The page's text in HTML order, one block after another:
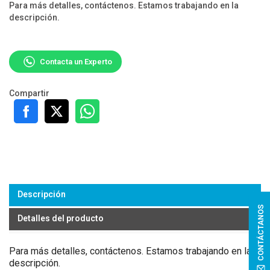
Para más detalles, contáctenos. Estamos trabajando en la
descripción.
Contacta un Experto
Compartir
Descripción
Detalles del producto
Para más detalles, contáctenos. Estamos trabajando en la
descripción.
CONTÁCTANOS